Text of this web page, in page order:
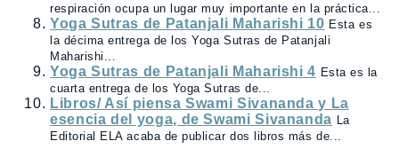
respiración ocupa un lugar muy importante en la práctica...
Yoga Sutras de Patanjali Maharishi 10 Esta es
la décima entrega de los Yoga Sutras de Patanjali
Maharishi...
Yoga Sutras de Patanjali Maharishi 4 Esta es la
cuarta entrega de los Yoga Sutras de...
Libros/ Así piensa Swami Sivananda y La
esencia del yoga, de Swami Sivananda La
Editorial ELA acaba de publicar dos libros más de...